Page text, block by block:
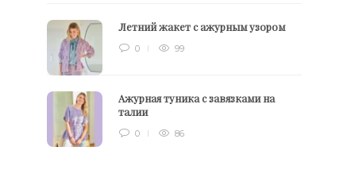
Летний жакет с ажурным узором
0 99
Ажурная туника с завязками на
талии
0 86